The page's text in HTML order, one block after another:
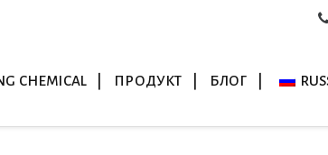
CHEMICAL ПРОДУКТ БЛОГ